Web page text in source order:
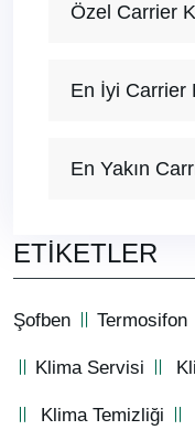
Özel Carrier
En İyi Carrier
En Yakın
ETIKETLER
Şofben Termosifon
Klima Servisi
Klima Temizliği